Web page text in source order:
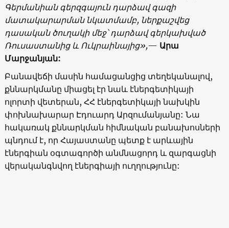
Գերմանիան գերզգայուն դարձավ գազի
մատակարարման նկատմամբ, ներքաշվեց
դասական ծուղակի մեջ՝ դարձավ գերկախված
Ռուսաստանից և Ուկրաինայից»,— Արա
Մարջանյան:
Բանավեճի մասին համացանցից տեղեկանալով,
քննարկմանը միացել էր նաև էներգետիկայի
ոլորտի վետերան, ՀՀ էներգետիկայի նախկին
փոխնախարար Էդուարդ Արզումանյանը: Նա
հակառակ քննարկման հիմնական բանախոսների
պնդում է, որ Հայաստանը պետք է արևային
էներգիան օգտագործի անմնացորդ և զարգացնի
վերականգնվող էներգիայի ուղղությունը: